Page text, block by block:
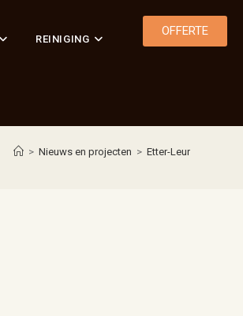
REINIGING
OFFERTE
> Nieuws en projecten > Etter-Leur